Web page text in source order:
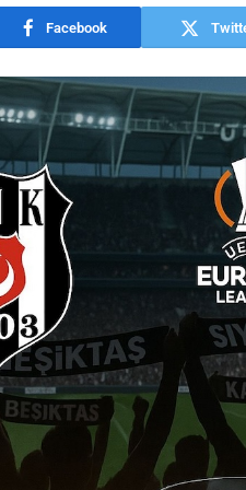
Facebook